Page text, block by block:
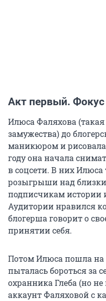
Акт первый. Фокус
Илюса Фаляхова
замужества) до
маникюром и рисовала
году она начала
в соцсети. В них Илюса
розыгрыши над
подписчикам истории
Аудитории нравился
блогерша говорит о
принятии себя.
Потом Илюса пошла на
пыталась бороться за
охранника Глеба (но
аккаунт Фаляховой с